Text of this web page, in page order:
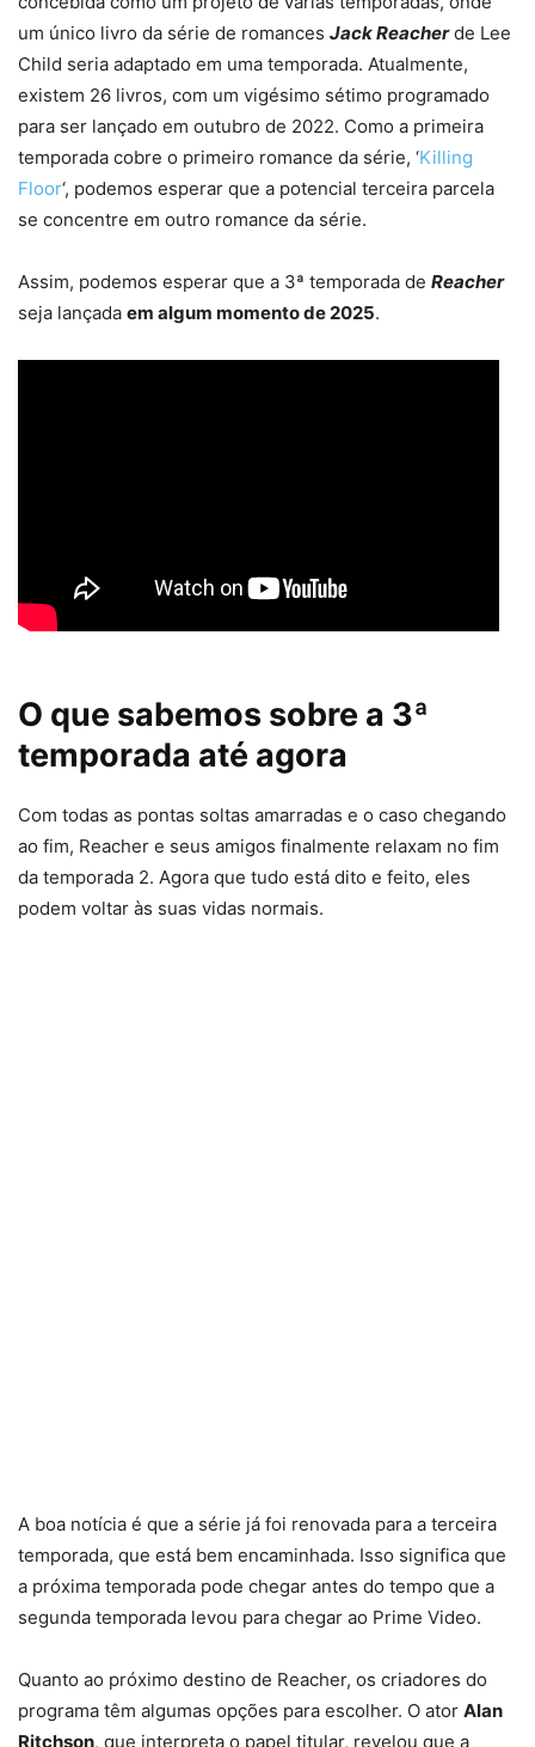
um único livro da série de romances Jack Reacherde Lee
Child seria adaptado em uma temporada. Atualmente,
existem 26 livros, com um vigésimo sétimo programado
para ser lançado em outubro de 2022. Como a primeira
temporada cobre o primeiro romance da série, ‘Killing
Floor‘, podemos esperar que a potencial terceira parcela
se concentre em outro romance da série.
Assim, podemos esperar que a 3ª temporada de Reacher
seja lançada em algum momento de 2025.
O que sabemos sobre a 3ª
temporada até agora
Com todas as pontas soltas amarradas e o caso chegando
ao fim, Reacher e seus amigos finalmente relaxam no fim
da temporada 2. Agora que tudo está dito e feito, eles
podem voltar às suas vidas normais.
A boa notícia é que a série já foi renovada para a terceira
temporada, que está bem encaminhada. Isso significa que
a próxima temporada pode chegar antes do tempo que a
segunda temporada levou para chegar ao Prime Video.
Quanto ao próximo destino de Reacher, os criadores do
programa têm algumas opções para escolher. O ator Alan
Ritchson, que interpreta o papel titular, revelou que a